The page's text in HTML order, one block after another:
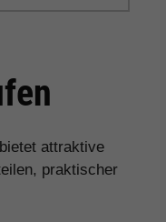
attraktive
praktischer